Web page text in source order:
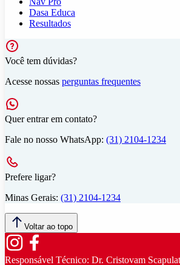
Dasa Educa
Resultados
Você tem dúvidas?
Acesse nossas perguntas frequentes
Quer entrar em contato?
Fale no nosso WhatsApp: (31) 2104-1234
Prefere ligar?
Minas Gerais: (31) 2104-1234
Voltar ao topo
Responsável Técnico: Dr. Cristovam